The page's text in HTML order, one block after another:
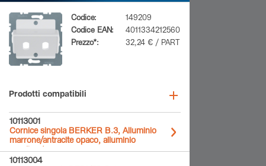
polare lucido
Codice:
149209
Codice EAN:
4011334212560
Prezzo*:
32,24 € / PART
Prodotti compatibili
10113001
Cornice singola BERKER B.3, Alluminio
marrone/antracite opaco, alluminio
anodizzato
10113004